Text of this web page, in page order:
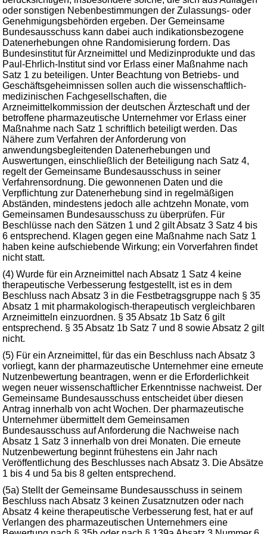
oder sonstigen Nebenbestimmungen der Zulassungs- oder
Genehmigungsbehörden ergeben. Der Gemeinsame
Bundesausschuss kann dabei auch indikationsbezogene
Datenerhebungen ohne Randomisierung fordern. Das
Bundesinstitut für Arzneimittel und Medizinprodukte und das
Paul-Ehrlich-Institut sind vor Erlass einer Maßnahme nach
Satz 1 zu beteiligen. Unter Beachtung von Betriebs- und
Geschäftsgeheimnissen sollen auch die wissenschaftlich-
medizinischen Fachgesellschaften, die
Arzneimittelkommission der deutschen Ärzteschaft und der
betroffene pharmazeutische Unternehmer vor Erlass einer
Maßnahme nach Satz 1 schriftlich beteiligt werden. Das
Nähere zum Verfahren der Anforderung von
anwendungsbegleitenden Datenerhebungen und
Auswertungen, einschließlich der Beteiligung nach Satz 4,
regelt der Gemeinsame Bundesausschuss in seiner
Verfahrensordnung. Die gewonnenen Daten und die
Verpflichtung zur Datenerhebung sind in regelmäßigen
Abständen, mindestens jedoch alle achtzehn Monate, vom
Gemeinsamen Bundesausschuss zu überprüfen. Für
Beschlüsse nach den Sätzen 1 und 2 gilt Absatz 3 Satz 4 bis
6 entsprechend. Klagen gegen eine Maßnahme nach Satz 1
haben keine aufschiebende Wirkung; ein Vorverfahren findet
nicht statt.
(4) Wurde für ein Arzneimittel nach Absatz 1 Satz 4 keine
therapeutische Verbesserung festgestellt, ist es in dem
Beschluss nach Absatz 3 in die Festbetragsgruppe nach § 35
Absatz 1 mit pharmakologisch-therapeutisch vergleichbaren
Arzneimitteln einzuordnen. § 35 Absatz 1b Satz 6 gilt
entsprechend. § 35 Absatz 1b Satz 7 und 8 sowie Absatz 2 gilt
nicht.
(5) Für ein Arzneimittel, für das ein Beschluss nach Absatz 3
vorliegt, kann der pharmazeutische Unternehmer eine erneute
Nutzenbewertung beantragen, wenn er die Erforderlichkeit
wegen neuer wissenschaftlicher Erkenntnisse nachweist. Der
Gemeinsame Bundesausschuss entscheidet über diesen
Antrag innerhalb von acht Wochen. Der pharmazeutische
Unternehmer übermittelt dem Gemeinsamen
Bundesausschuss auf Anforderung die Nachweise nach
Absatz 1 Satz 3 innerhalb von drei Monaten. Die erneute
Nutzenbewertung beginnt frühestens ein Jahr nach
Veröffentlichung des Beschlusses nach Absatz 3. Die Absätze
1 bis 4 und 5a bis 8 gelten entsprechend.
(5a) Stellt der Gemeinsame Bundesausschuss in seinem
Beschluss nach Absatz 3 keinen Zusatznutzen oder nach
Absatz 4 keine therapeutische Verbesserung fest, hat er auf
Verlangen des pharmazeutischen Unternehmers eine